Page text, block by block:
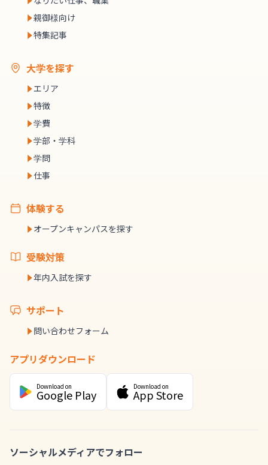
親御様向け
特集記事
大学を探す
エリア
特徴
学費
学部・学科
学問
仕事
体験する
オープンキャンパスを探す
受験対策
年内入試を探す
サポート
問い合わせフォーム
アプリダウンロード
Download on
Google Play
Download on
App Store
ソーシャルメディアでフォロー